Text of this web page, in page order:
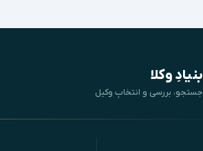
بنیادِ وکلا
جستجو، بررسی و انتخابِ وکیل